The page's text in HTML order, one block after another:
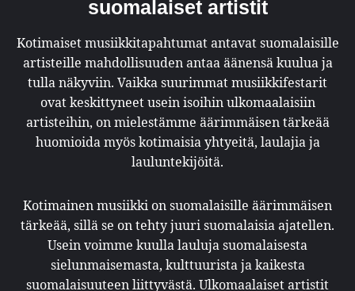
suomalaiset artistit
Kotimaiset musiikkitapahtumat antavat suomalaisille
artisteille mahdollisuuden antaa äänensä kuulua ja
tulla näkyviin. Vaikka suurimmat musiikkifestarit
ovat keskittyneet usein isoihin ulkomaalaisiin
artisteihin, on mielestämme äärimmäisen tärkeää
huomioida myös kotimaisia yhtyeitä, laulajia ja
lauluntekijöitä.
Kotimainen musiikki on suomalaisille äärimmäisen
tärkeää, sillä se on tehty juuri suomalaisia ajatellen.
Usein voimme kuulla lauluja suomalaisesta
sielunmaisemasta, kulttuurista ja kaikesta
suomalaisuuteen liittyvästä. Ulkomaalaiset artistit